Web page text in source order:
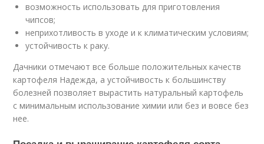
возможность использовать для приготовления
чипсов;
неприхотливость в уходе и к климатическим условиям;
устойчивость к раку.
Дачники отмечают все больше положительных качеств
картофеля Надежда, а устойчивость к большинству
болезней позволяет вырастить натуральный картофель
с минимальным использование химии или без и вовсе без
нее.